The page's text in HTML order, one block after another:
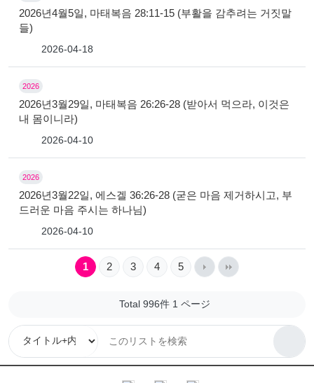
2026년4월5일, 마태복음 28:11-15 (부활을 감추려는 거짓말
들)
2026-04-18
2026
2026년3월29일, 마태복음 26:26-28 (받아서 먹으라, 이것은
내 몸이니라)
2026-04-10
2026
2026년3월22일, 에스겔 36:26-28 (굳은 마음 제거하시고, 부
드러운 마음 주시는 하나님)
2026-04-10
1 2 3 4 5
Total 996件1 ページ